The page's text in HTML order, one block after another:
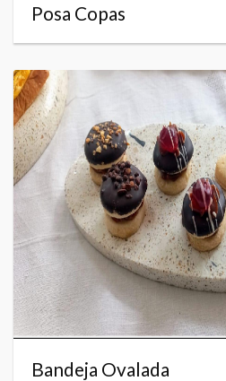
Posa Copas
Bandeja Ovalada